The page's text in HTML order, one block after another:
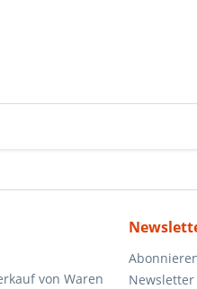
von Waren